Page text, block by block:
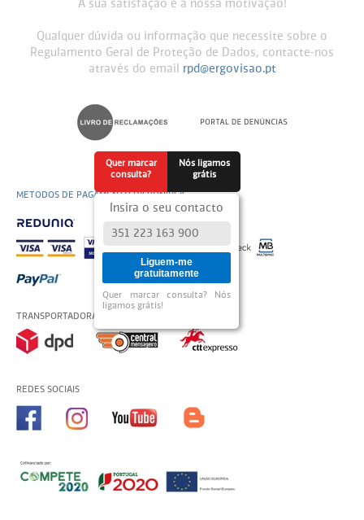
A sua satisfação é a nossa motivação!
Qualquer dúvida ou informação que necessite sobre o
Regulamento Geral de Proteção de Dados, contacte-nos
através do email
rpd@ergovisao.pt
METODOS DE PAGAMENTO DISPONÍVEIS
TRANSPORTADORAS USADAS
REDES SOCIAIS
Quer marcar
consulta?
Nós ligamos
grátis
Insira o seu contacto
Liguem-me
gratuitamente
Quer marcar consulta? Nós
ligamos grátis!